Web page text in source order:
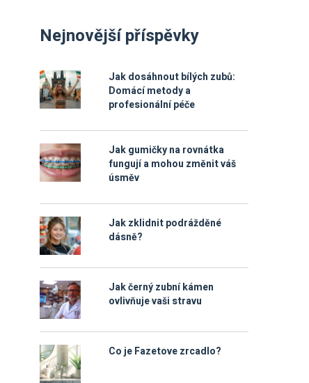
Nejnovější příspěvky
Jak dosáhnout bílých zubů:
Domácí metody a
profesionální péče
Jak gumičky na rovnátka
fungují a mohou změnit váš
úsměv
Jak zklidnit podrážděné
dásně?
Jak černý zubní kámen
ovlivňuje vaši stravu
Co je Fazetove zrcadlo?